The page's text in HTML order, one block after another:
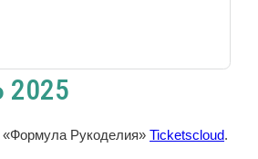
«Формула Рукоделия»Ticketscloud.